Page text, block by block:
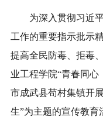
为深入贯彻习近
工作的重要指示批示
提高全民防毒、拒毒
业工程学院“青春同心
市成武县苟村集镇开
生”为主题的宣传教育